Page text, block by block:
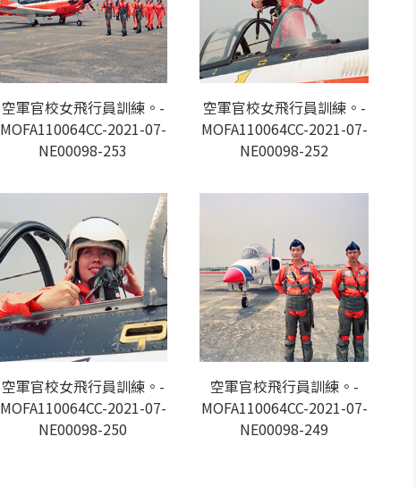
空軍官校女飛行員訓練。-
MOFA110064CC-2021-07-
NE00098-253
空軍官校女飛行員訓練。-
MOFA110064CC-2021-07-
NE00098-252
空軍官校女飛行員訓練。-
MOFA110064CC-2021-07-
NE00098-250
空軍官校飛行員訓練。-
MOFA110064CC-2021-07-
NE00098-249